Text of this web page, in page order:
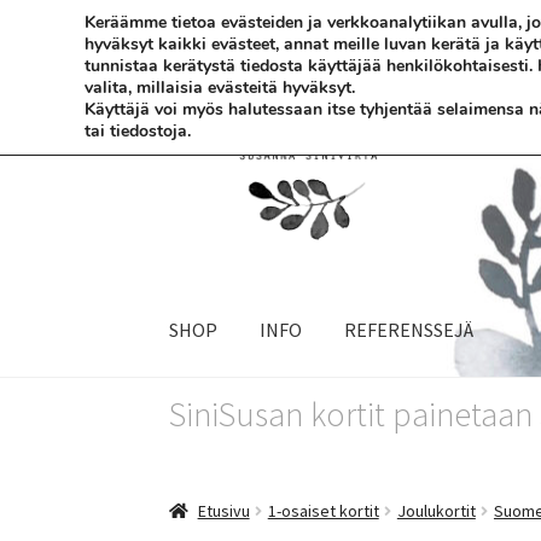
Siirry
navigointiin
Siirry
sisältöön
SHOP INFO REFERENSSEJÄ
SiniSusan kortit painetaan
Etusivu 1-osaiset kortit Joulukortit
Keräämme tietoa evästeiden ja verkkoanalytiikan avulla,
hyväksyt kaikki evästeet, annat meille luvan kerätä ja
tunnistaa kerätystä tiedosta käyttäjää
valita, millaisia evästeitä hyväksyt.
Käyttäjä voi myös halutessaan itse tyhjentää
tai tiedostoja.